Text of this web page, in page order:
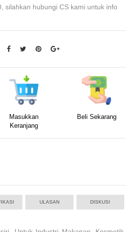
silahkan hubungi CS kami untuk info
Masukkan
Keranjang
Beli Sekarang
ULASAN DISKUSI